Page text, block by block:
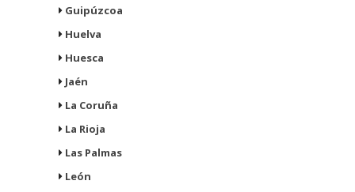
Guipúzcoa
Huelva
Huesca
Jaén
La Coruña
La Rioja
Las Palmas
León